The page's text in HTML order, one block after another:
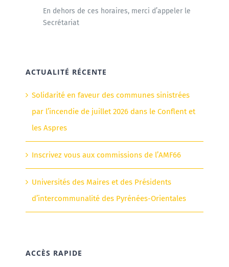
En dehors de ces horaires, merci d’appeler le
Secrétariat
ACTUALITÉ RÉCENTE
Solidarité en faveur des communes sinistrées
par l’incendie de juillet 2026 dans le Conflent et
les Aspres
Inscrivez vous aux commissions de l’AMF66
Universités des Maires et des Présidents
d’intercommunalité des Pyrénées-Orientales
ACCÈS RAPIDE